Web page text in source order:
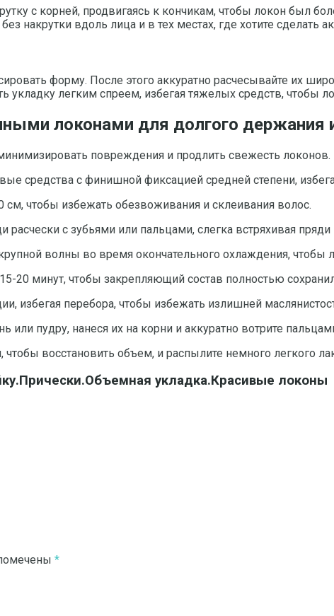
с корней, продвигаясь к кончикам, чтобы локон был
накрутки вдоль лица и в тех местах, где хотите сделать
форму. После этого аккуратно расчесывайте их
укладку легким спреем, избегая тяжелых средств, чтобы
локонами для долгого держания
повреждения и продлить свежесть локонов.
средства с финишной фиксацией средней степени,
см, чтобы избежать обезвоживания и склеивания волос.
с зубьями или пальцами, слегка встряхивая пряди
волны во время окончательного охлаждения, чтобы
20 минут, чтобы закрепляющий состав полностью
избегая перебора, чтобы избежать излишней
пудру, нанеся их на корни и аккуратно вотрите
восстановить объем, и распылите немного легкого
укладка.Красивые локоны
*